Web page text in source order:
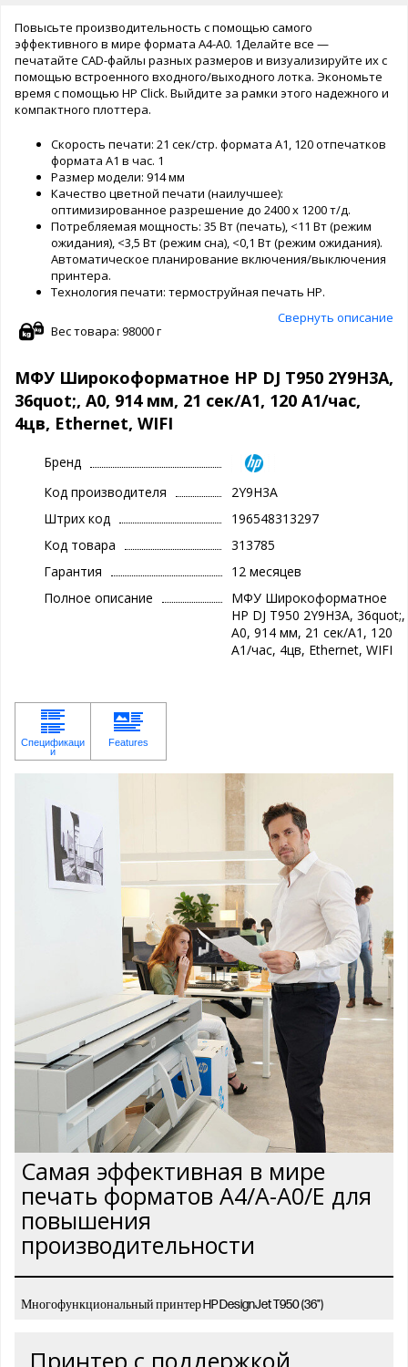
Повысьте производительность с помощью самого
эффективного в мире формата A4-A0. 1Делайте все —
печатайте CAD-файлы разных размеров и визуализируйте их с
помощью встроенного входного/выходного лотка. Экономьте
время с помощью HP Click. Выйдите за рамки этого надежного и
компактного плоттера.
Скорость печати: 21 сек/стр. формата А1, 120 отпечатков
формата А1 в час. 1
Размер модели: 914 мм
Качество цветной печати (наилучшее):
оптимизированное разрешение до 2400 x 1200 т/д.
Потребляемая мощность: 35 Вт (печать), <11 Вт (режим
ожидания), <3,5 Вт (режим сна), <0,1 Вт (режим ожидания).
Автоматическое планирование включения/выключения
принтера.
Технология печати: термоструйная печать HP.
Свернуть описание
Вес товара: 98000 г
МФУ Широкоформатное HP DJ T950 2Y9H3A,
36quot;, А0, 914 мм, 21 сек/А1, 120 А1/час,
4цв, Ethernet, WIFI
Бренд
Код производителя
2Y9H3A
Штрих код
196548313297
Код товара
313785
Гарантия
12 месяцев
Полное описание
МФУ Широкоформатное
HP DJ T950 2Y9H3A, 36quot;,
А0, 914 мм, 21 сек/А1, 120
А1/час, 4цв, Ethernet, WIFI
Самая эффективная в мире
печать форматов A4/A-A0/E для
повышения
производительности
Многофункциональный принтер HP DesignJet T950 (36")
Принтер с поддержкой